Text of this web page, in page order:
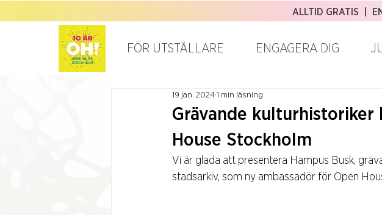
ALLTID GRATIS |
FÖR UTSTÄLLARE ENGAGERA DIG
Grävande
House Stockholm
19 jan. 2024 1 min läsning
Vi är glada att presentera Hampus Busk,
stadsarkiv, som ny ambassadör för Open